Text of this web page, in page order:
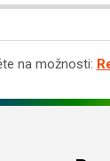
na možnosti: